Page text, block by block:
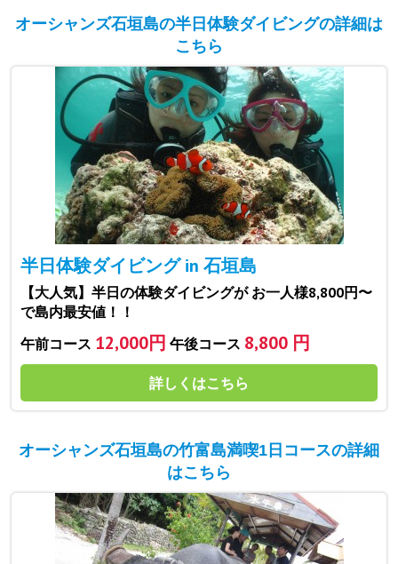
オーシャンズ石垣島の半日体験ダイビングの詳細は
こちら
半日体験ダイビング in 石垣島
【大人気】半日の体験ダイビングが お一人様8,800円〜
で島内最安値！！
午前コース 12,000円 午後コース 8,800 円
詳しくはこちら
オーシャンズ石垣島の竹富島満喫1日コースの詳細
はこちら